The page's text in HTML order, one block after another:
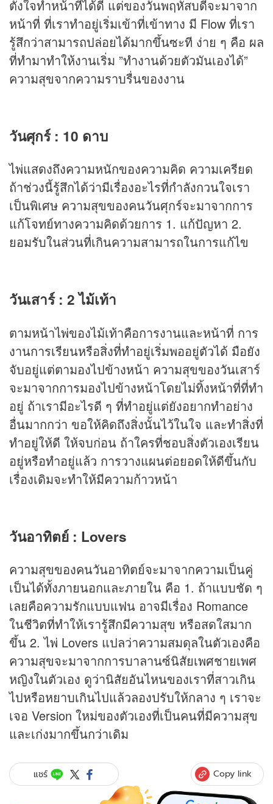
ตั้งใจทำหน้าที่ได้ดี แต่ของวันพฤหัสบดีจะมาจาก
หน้าที่ ที่เราทำอยู่เริ่มเข้าที่เข้าทาง มี Flow ที่เรา
รู้สึกว่าสามารถปล่อยได้มากขึ้นซะที ง่าย ๆ คือ ผล
ที่ทำมาทำให้งานเริ่ม ”ทำงานด้วยตัวมันเองได้”
ความสุขจากความราบรื่นของงาน
วันศุกร์ : 10 ดาบ
ไพ่แสดงถึงความหนักของความคิด ความเครียด
ถ้าช่วงนี้รู้สึกได้ว่ามีเรื่องอะไรที่กำลังกวนใจเรา
เป็นพิเศษ ความสุขของคนวันศุกร์จะมาจากการ
แก้โจทย์ทางความคิดด้วยการ 1. แก้ปัญหา 2.
ยอมรับในส่วนที่เกินความสามารถในการแก้ไข
วันเสาร์ : 2 ไม้เท้า
ตามหน้าไพ่ของไม้เท้าคือการงานและหน้าที่ การ
งานการเรียนหรือสิ่งที่ทำอยู่เริ่มพออยู่ตัวได้ มือยัง
จับอยู่แต่ตามองไปข้างหน้า ความสุขของวันเสาร์
จะมาจากการมองไปข้างหน้าโดยไม่ทิ้งหน้าที่ที่ทำ
อยู่ ถ้าเรามีอะไรดี ๆ ที่ทำอยู่แต่ยังอยากทำอย่าง
อื่นมากกว่า ขอให้คิดถึงสิ่งนั้นไว้ในใจ และทำสิ่งที่
ทำอยู่ให้ดี ให้จบก่อน ถ้าใครที่ชอบสิ่งตัวเองเรียน
อยู่หรือทำอยู่แล้ว การวางแผนต่อยอดให้ดีขึ้นกับ
เรื่องเดิมจะทำให้มีความก้าวหน้า
วันอาทิตย์ : Lovers
ความสุขของคนวันอาทิตย์จะมาจากความเป็นคู่
เป็นได้ทั้งภายนอกและภายใน คือ 1. ถ้าแบบชัด ๆ
เลยคือความรักแบบแฟน อาจมีเรื่อง Romance
ในชีวิตที่ทำให้เรารู้สึกมีความสุข หรือสดใสมาก
ขึ้น 2. ไพ่ Lovers แปลว่าความสมดุลในตัวเองคือ
ความสุขจะมาจากการบาลานซ์นิสัยเพศชายเพศ
หญิงในตัวเอง ดูว่านิสัยอันไหนของเราที่สาวเกิน
ไปหรือหยาบเกินไปแล้วลองปรับให้กลาง ๆ เราจะ
เจอ Version ใหม่ของตัวเองที่เป็นคนที่มีความสุข
และเก่งมากขึ้นกว่าเดิม
แชร์ Copy link